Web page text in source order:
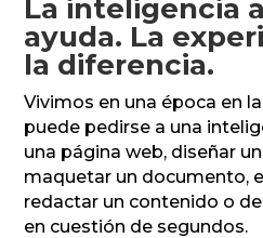
La inteligencia
ayuda. La
la diferencia.
Vivimos en una época en
puede pedirse a una
una página web, diseñar
maquetar un documento,
redactar un contenido o
en cuestión de segundos.